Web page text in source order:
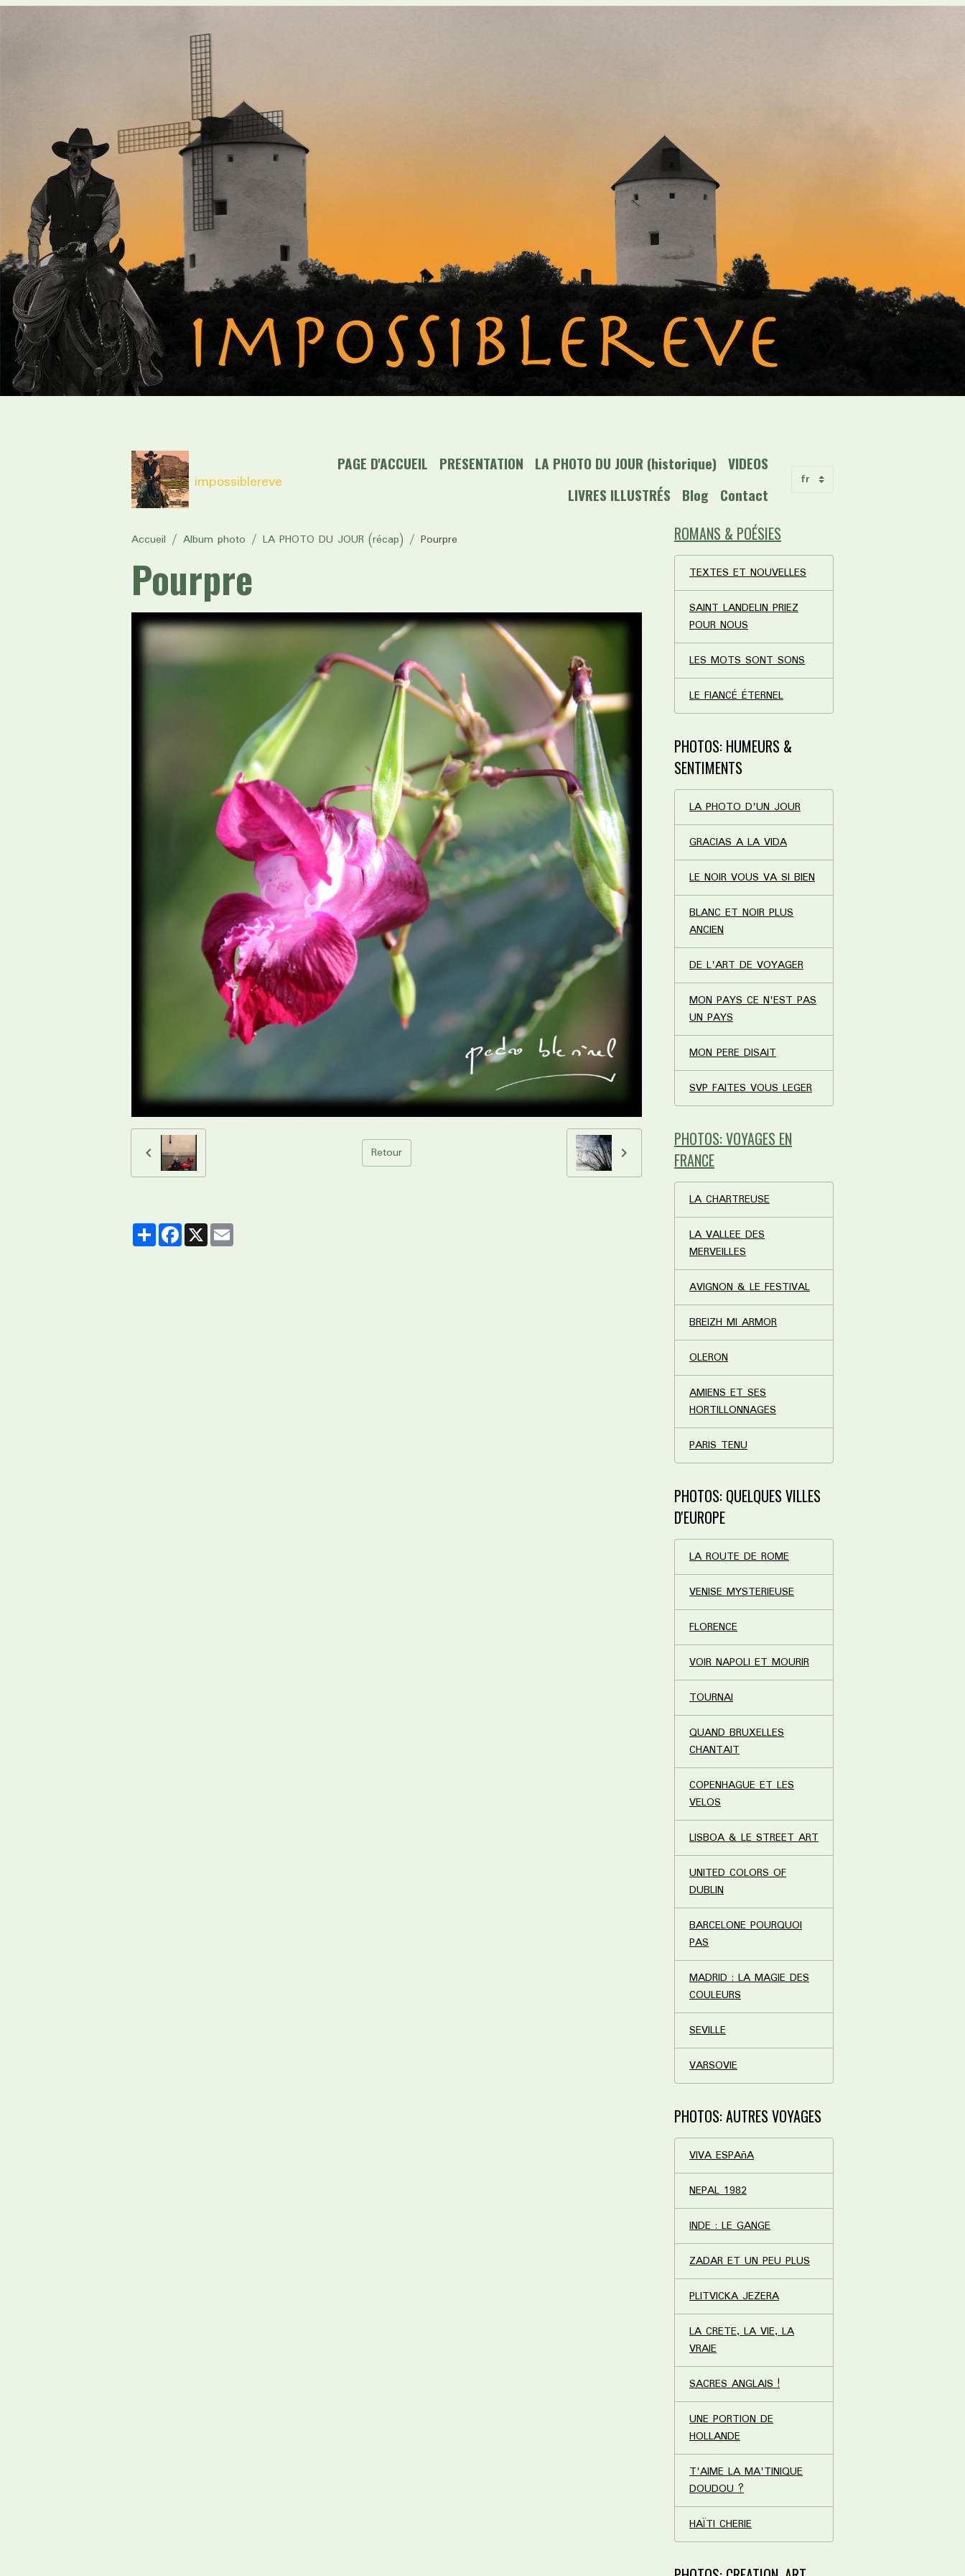
impossiblereve
PAGE D'ACCUEIL PRESENTATION LA PHOTO DU JOUR (historique) VIDEOS
LIVRES ILLUSTRÉS
Blog Contact
Accueil Album photo LA PHOTO DU JOUR (récap) Pourpre
Pourpre
Retour
PartagerFacebook
X
ROMANS & POÉSIES
TEXTES ET NOUVELLES
SAINT LANDELIN PRIEZ
POUR NOUS
LES MOTS SONT SONS
LE FIANCÉ ÉTERNEL
PHOTOS: HUMEURS &
SENTIMENTS
LA PHOTO D'UN JOUR
GRACIAS A LA VIDA
LE NOIR VOUS VA SI BIEN
BLANC ET NOIR PLUS
ANCIEN
DE L'ART DE VOYAGER
MON PAYS CE N'EST PAS
UN PAYS
MON PERE DISAIT
SVP FAITES VOUS LEGER
PHOTOS: VOYAGES EN
FRANCE
LA CHARTREUSE
LA VALLEE DES
MERVEILLES
AVIGNON & LE FESTIVAL
BREIZH MI ARMOR
OLERON
AMIENS ET SES
HORTILLONNAGES
PARIS TENU
PHOTOS: QUELQUES VILLES
D'EUROPE
LA ROUTE DE ROME
VENISE MYSTERIEUSE
FLORENCE
VOIR NAPOLI ET MOURIR
TOURNAI
QUAND BRUXELLES
CHANTAIT
COPENHAGUE ET LES
VELOS
LISBOA & LE STREET ART
UNITED COLORS OF
DUBLIN
BARCELONE POURQUOI
PAS
MADRID : LA MAGIE DES
COULEURS
SEVILLE
VARSOVIE
PHOTOS: AUTRES VOYAGES
VIVA ESPAñA
NEPAL 1982
INDE : LE GANGE
ZADAR ET UN PEU PLUS
PLITVICKA JEZERA
LA CRETE, LA VIE, LA
VRAIE
SACRES ANGLAIS !
UNE PORTION DE
HOLLANDE
T'AIME LA MA'TINIQUE
DOUDOU ?
HAÏTI CHERIE